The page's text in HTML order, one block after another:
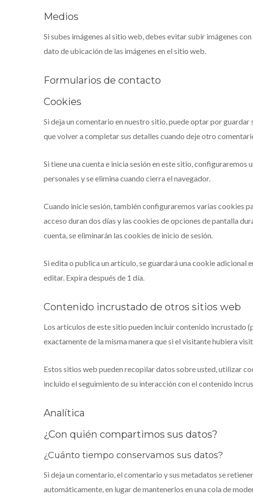
Medios
Si subes imágenes al sitio web, debes evitar subir imágenes
dato de ubicación de las imágenes en el sitio web.
Formularios de contacto
Cookies
Si deja un comentario en nuestro sitio, puede optar por
que volver a completar sus detalles cuando deje otro
Si tiene una cuenta e inicia sesión en este sitio,
personales y se elimina cuando cierra el navegador.
Cuando inicie sesión, también configuraremos varias cookies
acceso duran dos días y las cookies de opciones de pantalla
cuenta, se eliminarán las cookies de inicio de sesión.
Si edita o publica un artículo, se guardará una cookie adicional
editar. Expira después de 1 día.
Contenido incrustado de otros sitios web
Los artículos de este sitio pueden incluir contenido incrustado
exactamente de la misma manera que si el visitante hubiera
Estos sitios web pueden recopilar datos sobre usted, utilizar
incluido el seguimiento de su interacción con el contenido
Analítica
¿Con quién compartimos sus datos?
¿Cuánto tiempo conservamos sus datos?
Si deja un comentario, el comentario y sus metadatos se
automáticamente, en lugar de mantenerlos en una cola de